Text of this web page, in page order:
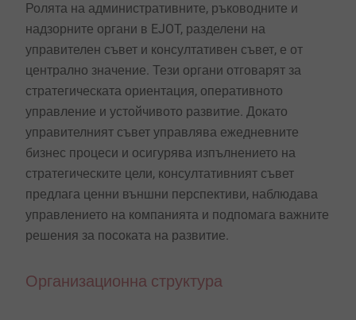
Ролята на административните, ръководните и
надзорните органи в EJOT, разделени на
управителен съвет и консултативен съвет, е от
централно значение. Тези органи отговарят за
стратегическата ориентация, оперативното
управление и устойчивото развитие. Докато
управителният съвет управлява ежедневните
бизнес процеси и осигурява изпълнението на
стратегическите цели, консултативният съвет
предлага ценни външни перспективи, наблюдава
управлението на компанията и подпомага важните
решения за посоката на развитие.
Организационна структура